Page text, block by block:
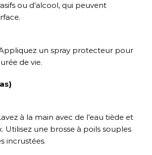
ou d’alcool, qui peuvent
un spray protecteur pour
de vie.
à la main avec de l’eau tiède et
Utilisez une brosse à poils souples
incrustées.